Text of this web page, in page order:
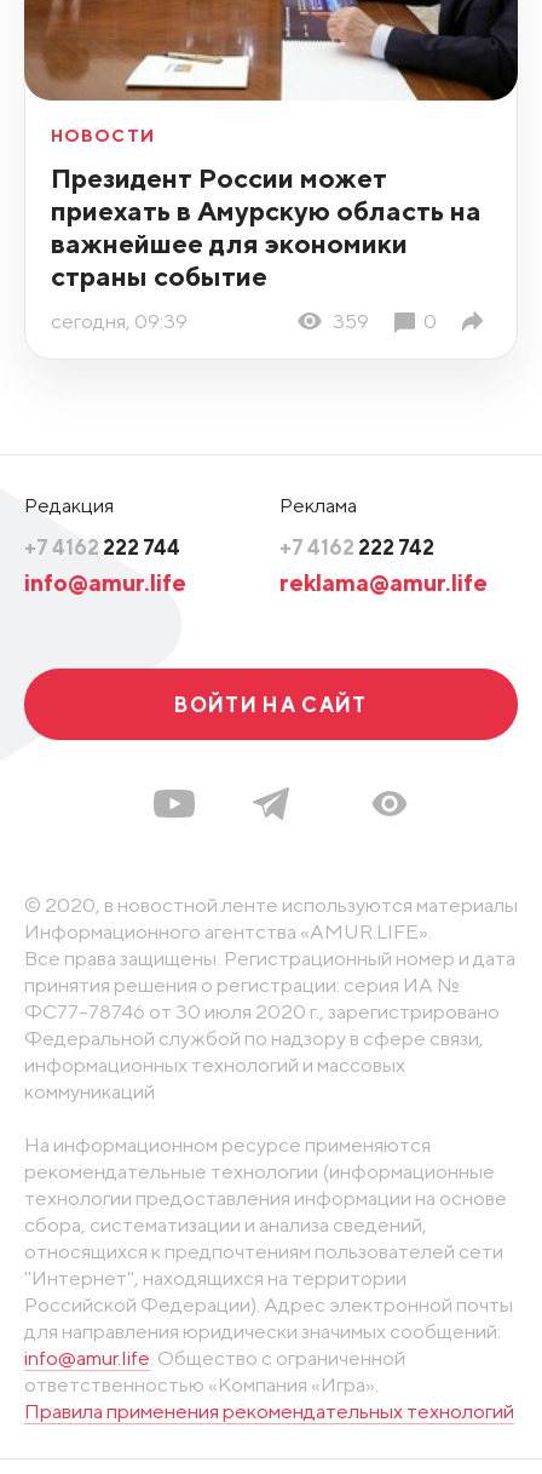
НОВОСТИ
Президент России может
приехать в Амурскую область на
важнейшее для экономики
страны событие
сегодня, 09:39 359 0
Редакция
+7 4162 222 744
info@amur.life
Реклама
+7 4162 222 742
reklama@amur.life
ВОЙТИ НА САЙТ
© 2020, в новостной ленте используются материалы
Информационного агентства «AMUR.LIFE».
Все права защищены. Регистрационный номер и дата
принятия решения о регистрации: серия ИА №
ФС77-78746 от 30 июля 2020 г., зарегистрировано
Федеральной службой по надзору в сфере связи,
информационных технологий и массовых
коммуникаций
На информационном ресурсе применяются
рекомендательные технологии (информационные
технологии предоставления информации на основе
сбора, систематизации и анализа сведений,
относящихся к предпочтениям пользователей сети
"Интернет", находящихся на территории
Российской Федерации). Адрес электронной почты
для направления юридически значимых сообщений:
info@amur.life . Общество с ограниченной
ответственностью «Компания «Игра».
Правила применения рекомендательных технологий